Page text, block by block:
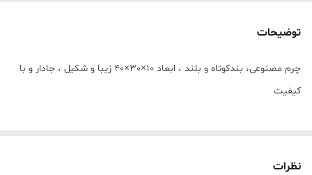
توضیحات
چرم مصنوعی، بندکوتاه و بلند ، ابعاد 10×30×40 زیبا و شکیل ، جادار و با
کيفيت
نظرات